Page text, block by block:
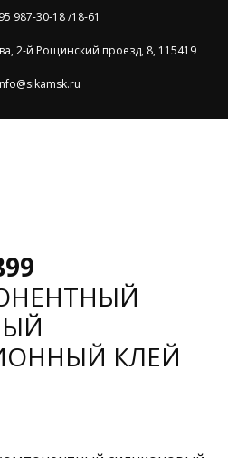
987-30-18 /18-61
,2-й Рощинский проезд, 8, 115419
КЛЕЙ